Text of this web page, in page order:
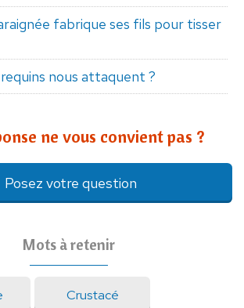
fabrique ses fils pour tisser
nous attaquent ?
ne vous convient pas ?
Posez votre question
Mots à retenir
Crustacé